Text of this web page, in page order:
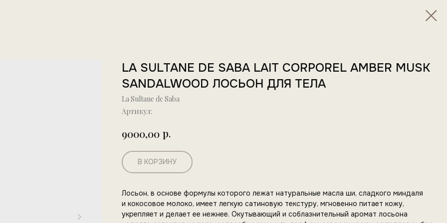
LA SULTANE DE SABA LAIT CORPOREL AMBER MUSK
SANDALWOOD ЛОСЬОН ДЛЯ ТЕЛА
La Sultane de Saba
Артикул:
9000,00 р.
В КОРЗИНУ
Лосьон, в основе формулы которого лежат натуральные масла ши, сладкого миндаля
и кокосовое молоко, имеет легкую сатиновую текстуру, мгновенно питает кожу,
укрепляет и делает ее нежнее. Окутывающий и соблазнительный аромат лосьона